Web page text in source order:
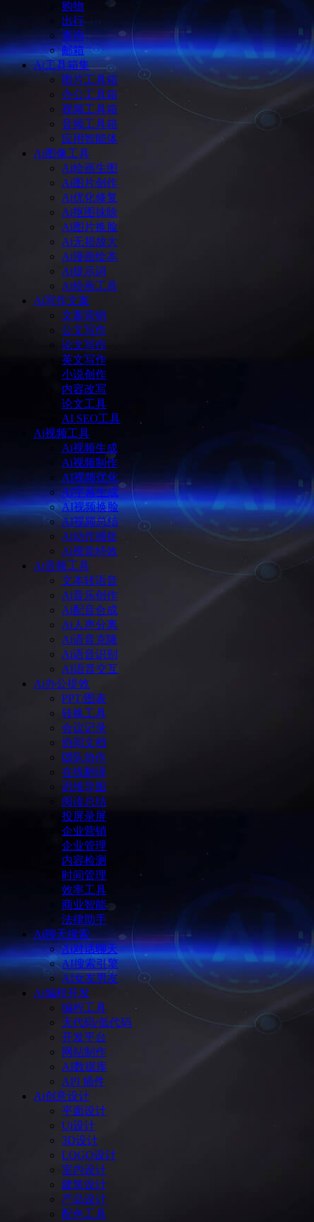
购物
出行
查询
邮箱
Ai工具箱集
图片工具箱
办公工具箱
视频工具箱
音频工具箱
应用智能体
Ai图像工具
Ai绘画生图
Ai图片创作
Ai优化修复
Ai抠图抹除
Ai图片换脸
Ai无损放大
Ai漫画绘本
Ai提示词
Ai绘画工具
Ai写作文案
文案营销
公文写作
论文写作
英文写作
小说创作
内容改写
论文工具
AI SEO工具
Ai视频工具
Ai视频生成
Ai视频制作
AI视频优化
AI字幕生成
AI视频换脸
AI视频总结
Ai动作捕捉
Ai视觉特效
Ai音频工具
文本转语音
Ai音乐创作
Ai配音合成
Ai人声分离
Ai语音克隆
Ai语音识别
AI语音交互
Ai办公提效
PPT/图表
转换工具
会议记录
协同文档
团队协作
在线翻译
思维导图
阅读总结
投屏录屏
企业营销
企业管理
内容检测
时间管理
效率工具
商业智能
法律助手
Ai聊天搜索
Ai对话聊天
AI搜索引擎
AI女友男友
Ai编程开发
编程工具
无代码/低代码
开发平台
网站制作
AI数据库
API 插件
Ai创意设计
平面设计
Ui设计
3D设计
LOGO设计
室内设计
建筑设计
产品设计
配色工具